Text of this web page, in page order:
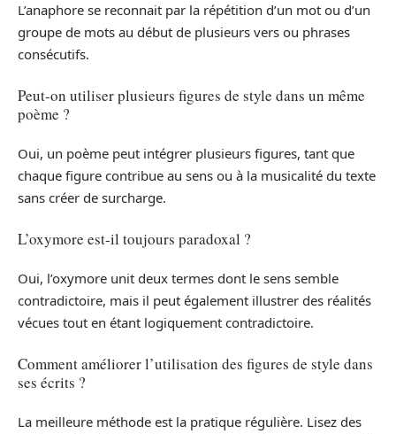
L’anaphore se reconnait par la répétition d’un mot ou d’un
groupe de mots au début de plusieurs vers ou phrases
consécutifs.
Peut-on utiliser plusieurs figures de style dans un même
poème ?
Oui, un poème peut intégrer plusieurs figures, tant que
chaque figure contribue au sens ou à la musicalité du texte
sans créer de surcharge.
L’oxymore est-il toujours paradoxal ?
Oui, l’oxymore unit deux termes dont le sens semble
contradictoire, mais il peut également illustrer des réalités
vécues tout en étant logiquement contradictoire.
Comment améliorer l’utilisation des figures de style dans
ses écrits ?
La meilleure méthode est la pratique régulière. Lisez des